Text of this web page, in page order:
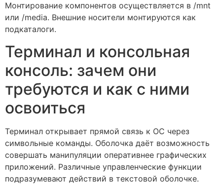
Монтирование компонентов осуществляется в /mnt
или /media. Внешние носители монтируются как
подкаталоги.
Терминал и консольная
консоль: зачем они
требуются и как с ними
освоиться
Терминал открывает прямой связь к ОС через
символьные команды. Оболочка даёт возможность
совершать манипуляции оперативнее графических
приложений. Различные управленческие функции
подразумевают действий в текстовой оболочке.